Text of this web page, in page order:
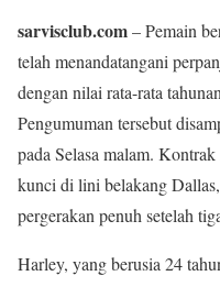
sarvisclub.com– Pemain
telah menandatangani
dengan nilai rata-rata
Pengumuman tersebut
pada Selasa malam.
kunci di lini belakang
pergerakan penuh setelah
Harley, yang berusia 24